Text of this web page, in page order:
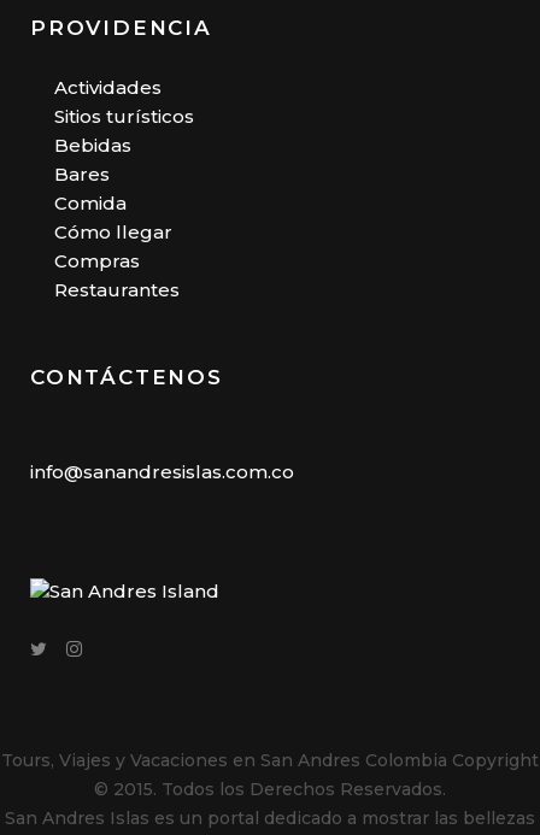
PROVIDENCIA
Actividades
Sitios turísticos
Bebidas
Bares
Comida
Cómo llegar
Compras
Restaurantes
CONTÁCTENOS
info@sanandresislas.com.co
Tours, Viajes y Vacaciones en San Andres Colombia Copyright
© 2015. Todos los Derechos Reservados.
San Andres Islas es un portal dedicado a mostrar las bellezas